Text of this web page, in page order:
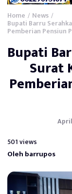
Home / News /
Bupati Barru
Pemberian Pensiun
Bupati
Surat
501 views
Oleh barrupos